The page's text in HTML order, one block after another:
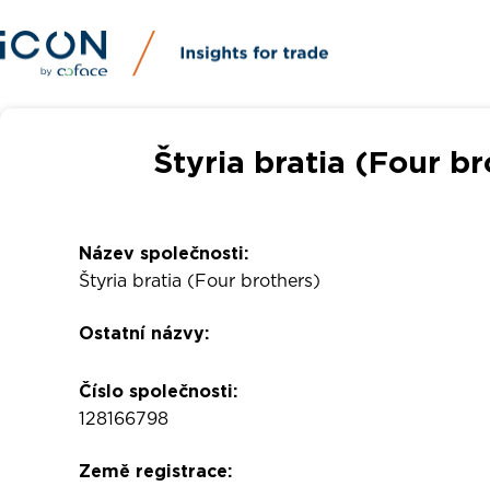
Štyria bratia (Four
Název společnosti:
Štyria bratia (Four brothers)
Ostatní názvy:
Číslo společnosti:
128166798
Země registrace: